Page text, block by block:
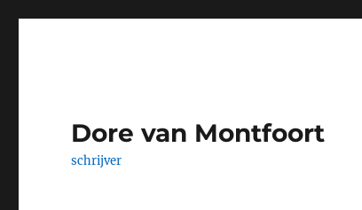
Dore van Montfoort
schrijver